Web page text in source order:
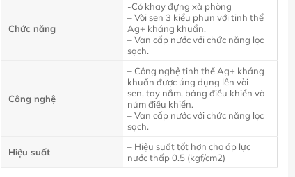
Chức năng
-Có khay đựng xà phòng
– Vòi sen 3 kiểu phun với tinh thể
Ag+ kháng khuẩn.
– Van cấp nước với chức năng lọc
sạch.
Công nghệ
– Công nghệ tinh thể Ag+ kháng
khuẩn được ứng dụng lên vòi
sen, tay nắm, bảng điều khiển và
núm điều khiển.
– Van cấp nước với chức năng lọc
sạch.
Hiệu suất
– Hiệu suất tốt hơn cho áp lực
nước thấp 0.5 (kgf/cm2)